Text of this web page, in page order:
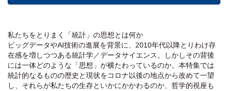
私たちをとりまく「統計」の思想とは何か
ビッグデータやAI技術の進展を背景に、2010年代以降とりわけ存
在感を増しつつある統計学／データサイエンス。しかしその背後
には一体どのような「思想」が横たわっているのか。本特集では
統計的なるものの歴史と現状をコロナ以後の地点から改めて一望
し、それらが私たちの生存といかにかかわるのか、哲学的視座も